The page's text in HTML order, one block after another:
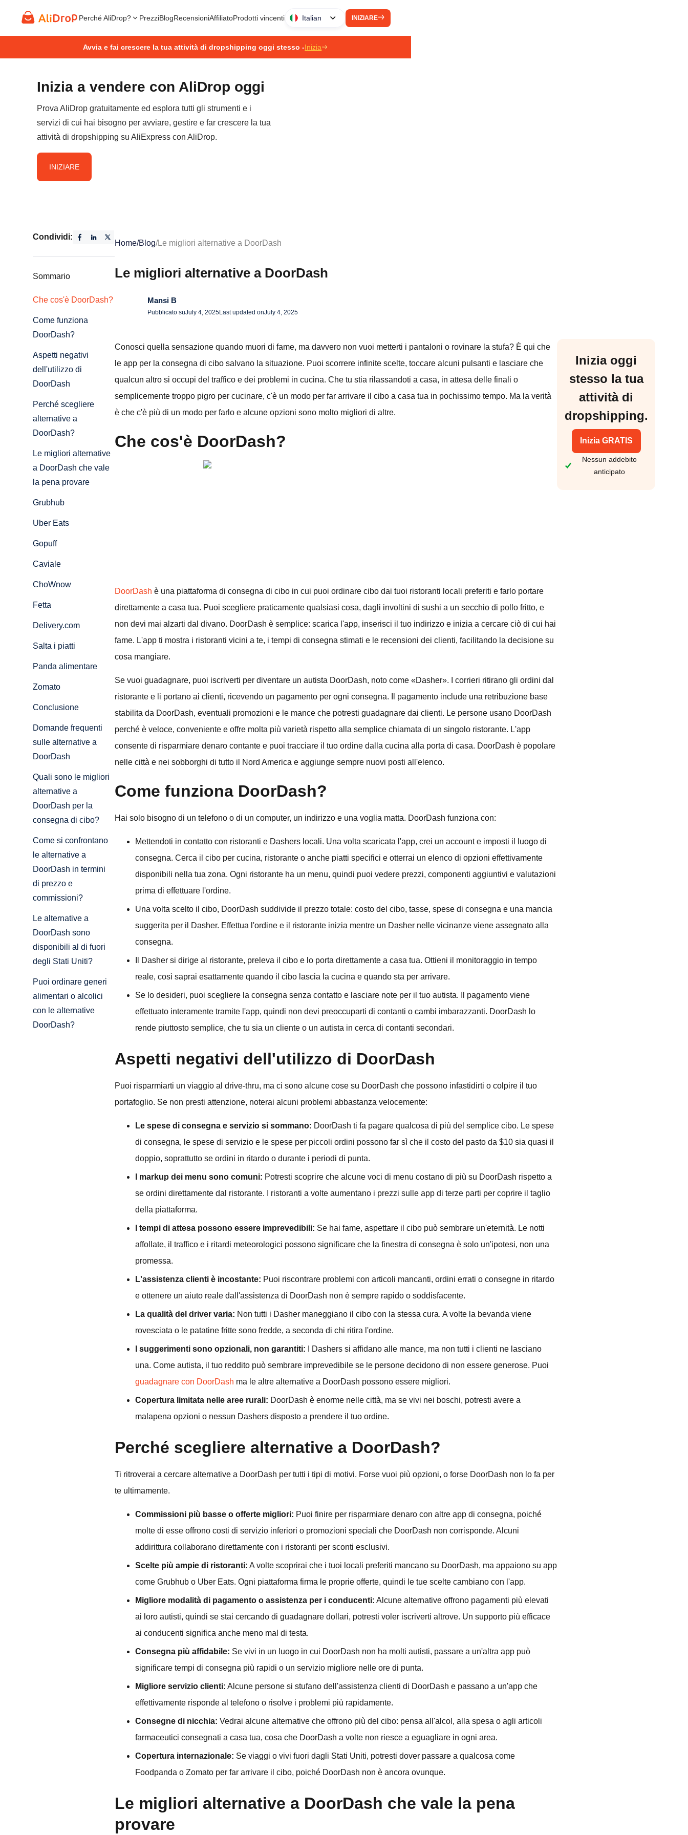
Perché AliDrop? PrezziBlogRecensioniAffiliatoProdotti vincenti Italian INIZIARE
Avvia e fai crescere la tua attività di dropshipping oggi stesso -Inizia
Inizia a vendere con AliDrop oggi
Prova AliDrop gratuitamente ed esplora tutti gli strumenti e i
servizi di cui hai bisogno per avviare, gestire e far crescere la tua
attività di dropshipping su AliExpress con AliDrop.
INIZIARE
Condividi:
Sommario
Che cos'è DoorDash?
Come funziona
DoorDash?
Aspetti negativi
dell'utilizzo di
DoorDash
Perché scegliere
alternative a
DoorDash?
Le migliori alternative
a DoorDash che vale
la pena provare
Grubhub
Uber Eats
Gopuff
Caviale
ChoWnow
Fetta
Delivery.com
Salta i piatti
Panda alimentare
Zomato
Conclusione
Domande frequenti
sulle alternative a
DoorDash
Quali sono le migliori
alternative a
DoorDash per la
consegna di cibo?
Come si confrontano
le alternative a
DoorDash in termini
di prezzo e
commissioni?
Le alternative a
DoorDash sono
disponibili al di fuori
degli Stati Uniti?
Puoi ordinare generi
alimentari o alcolici
con le alternative
DoorDash?
Home/Blog/Le migliori alternative a DoorDash
Le migliori alternative a DoorDash
Mansi B
Pubblicato suJuly 4, 2025Last updated onJuly 4, 2025
Conosci quella sensazione quando muori di fame, ma davvero non vuoi metterti i pantaloni o rovinare la stufa? È qui che
le app per la consegna di cibo salvano la situazione. Puoi scorrere infinite scelte, toccare alcuni pulsanti e lasciare che
qualcun altro si occupi del traffico e dei problemi in cucina. Che tu stia rilassandoti a casa, in attesa delle finali o
semplicemente troppo pigro per cucinare, c'è un modo per far arrivare il cibo a casa tua in pochissimo tempo. Ma la verità
è che c'è più di un modo per farlo e alcune opzioni sono molto migliori di altre.
Che cos'è DoorDash?
DoorDash è una piattaforma di consegna di cibo in cui puoi ordinare cibo dai tuoi ristoranti locali preferiti e farlo portare
direttamente a casa tua. Puoi scegliere praticamente qualsiasi cosa, dagli involtini di sushi a un secchio di pollo fritto, e
non devi mai alzarti dal divano. DoorDash è semplice: scarica l'app, inserisci il tuo indirizzo e inizia a cercare ciò di cui hai
fame. L'app ti mostra i ristoranti vicini a te, i tempi di consegna stimati e le recensioni dei clienti, facilitando la decisione su
cosa mangiare.
Se vuoi guadagnare, puoi iscriverti per diventare un autista DoorDash, noto come «Dasher». I corrieri ritirano gli ordini dal
ristorante e li portano ai clienti, ricevendo un pagamento per ogni consegna. Il pagamento include una retribuzione base
stabilita da DoorDash, eventuali promozioni e le mance che potresti guadagnare dai clienti. Le persone usano DoorDash
perché è veloce, conveniente e offre molta più varietà rispetto alla semplice chiamata di un singolo ristorante. L'app
consente di risparmiare denaro contante e puoi tracciare il tuo ordine dalla cucina alla porta di casa. DoorDash è popolare
nelle città e nei sobborghi di tutto il Nord America e aggiunge sempre nuovi posti all'elenco.
Come funziona DoorDash?
Hai solo bisogno di un telefono o di un computer, un indirizzo e una voglia matta. DoorDash funziona con:
Mettendoti in contatto con ristoranti e Dashers locali. Una volta scaricata l'app, crei un account e imposti il luogo di
consegna. Cerca il cibo per cucina, ristorante o anche piatti specifici e otterrai un elenco di opzioni effettivamente
disponibili nella tua zona. Ogni ristorante ha un menu, quindi puoi vedere prezzi, componenti aggiuntivi e valutazioni
prima di effettuare l'ordine.
Una volta scelto il cibo, DoorDash suddivide il prezzo totale: costo del cibo, tasse, spese di consegna e una mancia
suggerita per il Dasher. Effettua l'ordine e il ristorante inizia mentre un Dasher nelle vicinanze viene assegnato alla
consegna.
Il Dasher si dirige al ristorante, preleva il cibo e lo porta direttamente a casa tua. Ottieni il monitoraggio in tempo
reale, così saprai esattamente quando il cibo lascia la cucina e quando sta per arrivare.
Se lo desideri, puoi scegliere la consegna senza contatto e lasciare note per il tuo autista. Il pagamento viene
effettuato interamente tramite l'app, quindi non devi preoccuparti di contanti o cambi imbarazzanti. DoorDash lo
rende piuttosto semplice, che tu sia un cliente o un autista in cerca di contanti secondari.
Aspetti negativi dell'utilizzo di DoorDash
Puoi risparmiarti un viaggio al drive-thru, ma ci sono alcune cose su DoorDash che possono infastidirti o colpire il tuo
portafoglio. Se non presti attenzione, noterai alcuni problemi abbastanza velocemente:
Le spese di consegna e servizio si sommano: DoorDash ti fa pagare qualcosa di più del semplice cibo. Le spese
di consegna, le spese di servizio e le spese per piccoli ordini possono far sì che il costo del pasto da $10 sia quasi il
doppio, soprattutto se ordini in ritardo o durante i periodi di punta.
I markup dei menu sono comuni: Potresti scoprire che alcune voci di menu costano di più su DoorDash rispetto a
se ordini direttamente dal ristorante. I ristoranti a volte aumentano i prezzi sulle app di terze parti per coprire il taglio
della piattaforma.
I tempi di attesa possono essere imprevedibili: Se hai fame, aspettare il cibo può sembrare un'eternità. Le notti
affollate, il traffico e i ritardi meteorologici possono significare che la finestra di consegna è solo un'ipotesi, non una
promessa.
L'assistenza clienti è incostante: Puoi riscontrare problemi con articoli mancanti, ordini errati o consegne in ritardo
e ottenere un aiuto reale dall'assistenza di DoorDash non è sempre rapido o soddisfacente.
La qualità del driver varia: Non tutti i Dasher maneggiano il cibo con la stessa cura. A volte la bevanda viene
rovesciata o le patatine fritte sono fredde, a seconda di chi ritira l'ordine.
I suggerimenti sono opzionali, non garantiti: I Dashers si affidano alle mance, ma non tutti i clienti ne lasciano
una. Come autista, il tuo reddito può sembrare imprevedibile se le persone decidono di non essere generose. Puoi
guadagnare con DoorDash ma le altre alternative a DoorDash possono essere migliori.
Copertura limitata nelle aree rurali: DoorDash è enorme nelle città, ma se vivi nei boschi, potresti avere a
malapena opzioni o nessun Dashers disposto a prendere il tuo ordine.
Perché scegliere alternative a DoorDash?
Ti ritroverai a cercare alternative a DoorDash per tutti i tipi di motivi. Forse vuoi più opzioni, o forse DoorDash non lo fa per
te ultimamente.
Commissioni più basse o offerte migliori: Puoi finire per risparmiare denaro con altre app di consegna, poiché
molte di esse offrono costi di servizio inferiori o promozioni speciali che DoorDash non corrisponde. Alcuni
addirittura collaborano direttamente con i ristoranti per sconti esclusivi.
Scelte più ampie di ristoranti: A volte scoprirai che i tuoi locali preferiti mancano su DoorDash, ma appaiono su app
come Grubhub o Uber Eats. Ogni piattaforma firma le proprie offerte, quindi le tue scelte cambiano con l'app.
Migliore modalità di pagamento o assistenza per i conducenti: Alcune alternative offrono pagamenti più elevati
ai loro autisti, quindi se stai cercando di guadagnare dollari, potresti voler iscriverti altrove. Un supporto più efficace
ai conducenti significa anche meno mal di testa.
Consegna più affidabile: Se vivi in un luogo in cui DoorDash non ha molti autisti, passare a un'altra app può
significare tempi di consegna più rapidi o un servizio migliore nelle ore di punta.
Migliore servizio clienti: Alcune persone si stufano dell'assistenza clienti di DoorDash e passano a un'app che
effettivamente risponde al telefono o risolve i problemi più rapidamente.
Consegne di nicchia: Vedrai alcune alternative che offrono più del cibo: pensa all'alcol, alla spesa o agli articoli
farmaceutici consegnati a casa tua, cosa che DoorDash a volte non riesce a eguagliare in ogni area.
Copertura internazionale: Se viaggi o vivi fuori dagli Stati Uniti, potresti dover passare a qualcosa come
Foodpanda o Zomato per far arrivare il cibo, poiché DoorDash non è ancora ovunque.
Le migliori alternative a DoorDash che vale la pena
provare
Inizia oggi
stesso la tua
attività di
dropshipping.
Inizia GRATIS
Nessun addebito
anticipato